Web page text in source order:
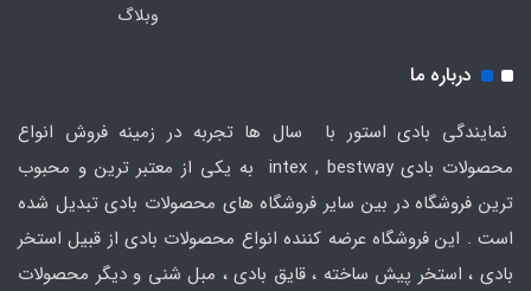
وبلاگ
درباره ما
نمایندگی بادی استور با سال ها تجربه در زمینه فروش انواع
محصولات بادی intex , bestway به یکی از معتبر ترین و محبوب
ترین فروشگاه در بین سایر فروشگاه های محصولات بادی تبدیل شده
است . این فروشگاه عرضه کننده انواع محصولات بادی از قبیل استخر
بادی ، استخر پیش ساخته ، قایق بادی ، مبل شنی و دیگر محصولات